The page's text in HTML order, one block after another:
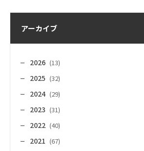
アーカイブ
2026 (13)
2025 (32)
2024 (29)
2023 (31)
2022 (40)
2021 (67)